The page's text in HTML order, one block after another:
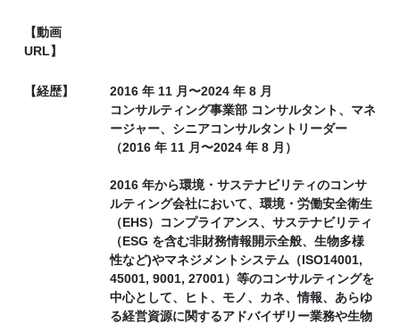
【動画
URL】
【経歴】
2016 年 11 月〜2024 年 8 月
コンサルティング事業部 コンサルタント、マネ
ージャー、シニアコンサルタントリーダー
（2016 年 11 月〜2024 年 8 月）
2016 年から環境・サステナビリティのコンサ
ルティング会社において、環境・労働安全衛生
（EHS）コンプライアンス、サステナビリティ
（ESG を含む非財務情報開示全般、生物多様
性など)やマネジメントシステム（ISO14001,
45001, 9001, 27001）等のコンサルティングを
中心として、ヒト、モノ、カネ、情報、あらゆ
る経営資源に関するアドバイザリー業務や生物